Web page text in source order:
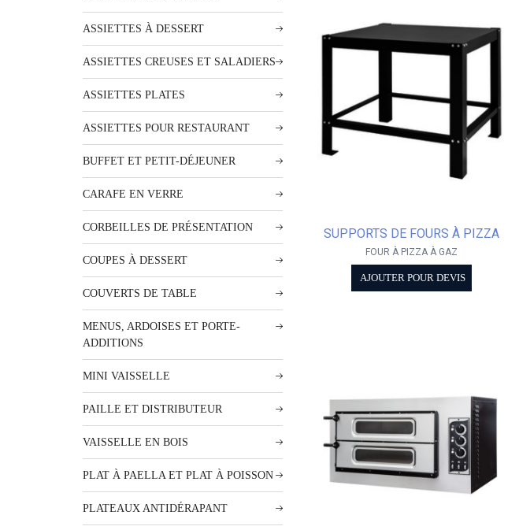
ASSIETTES À DESSERT
ASSIETTES CREUSES ET SALADIERS
ASSIETTES PLATES
ASSIETTES POUR RESTAURANT
BUFFET ET PETIT-DÉJEUNER
CARAFE EN VERRE
CORBEILLES DE PRÉSENTATION
COUPES À DESSERT
COUVERTS DE TABLE
MENUS, ARDOISES ET PORTE-
ADDITIONS
MINI VAISSELLE
PAILLE ET DISTRIBUTEUR
VAISSELLE EN BOIS
PLAT À PAELLA ET PLAT À POISSON
PLATEAUX ANTIDÉRAPANT
SUPPORTS DE FOURS À PIZZA
FOUR À PIZZA À GAZ
AJOUTER POUR DEVIS